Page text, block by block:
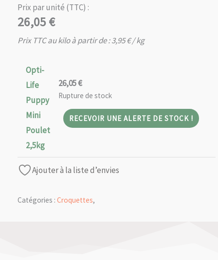
Prix par unité (TTC) :
26,05€
Prix TTC au kilo à partir de :3,95€/ kg
Opti-
Life
Puppy
Mini
Poulet
2,5kg
26,05€
Rupture de stock
RECEVOIR UNE ALERTE DE STOCK !
Ajouter à la liste d’envies
Catégories : Croquettes,